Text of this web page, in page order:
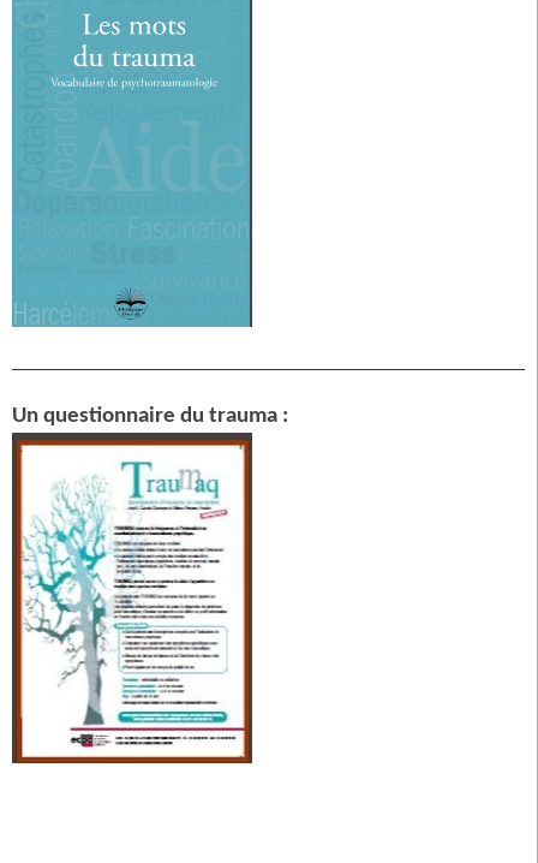
Un questionnaire du trauma :